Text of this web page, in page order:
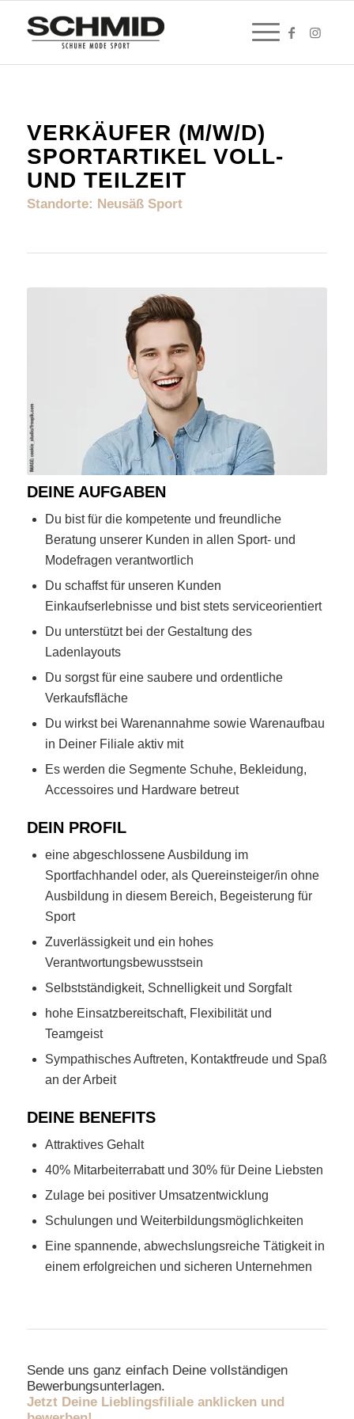
VERKÄUFER (M/W/D)
SPORTARTIKEL VOLL-
UND TEILZEIT
Standorte: Neusäß Sport
DEINE AUFGABEN
Du bist für die kompetente und freundliche
Beratung unserer Kunden in allen Sport- und
Modefragen verantwortlich
Du schaffst für unseren Kunden
Einkaufserlebnisse und bist stets serviceorientiert
Du unterstützt bei der Gestaltung des
Ladenlayouts
Du sorgst für eine saubere und ordentliche
Verkaufsfläche
Du wirkst bei Warenannahme sowie Warenaufbau
in Deiner Filiale aktiv mit
Es werden die Segmente Schuhe, Bekleidung,
Accessoires und Hardware betreut
DEIN PROFIL
eine abgeschlossene Ausbildung im
Sportfachhandel oder, als Quereinsteiger/in ohne
Ausbildung in diesem Bereich, Begeisterung für
Sport
Zuverlässigkeit und ein hohes
Verantwortungsbewusstsein
Selbstständigkeit, Schnelligkeit und Sorgfalt
hohe Einsatzbereitschaft, Flexibilität und
Teamgeist
Sympathisches Auftreten, Kontaktfreude und Spaß
an der Arbeit
DEINE BENEFITS
Attraktives Gehalt
40% Mitarbeiterrabatt und 30% für Deine Liebsten
Zulage bei positiver Umsatzentwicklung
Schulungen und Weiterbildungsmöglichkeiten
Eine spannende, abwechslungsreiche Tätigkeit in
einem erfolgreichen und sicheren Unternehmen
Sende uns ganz einfach Deine vollständigen
Bewerbungsunterlagen.
Jetzt Deine Lieblingsfiliale anklicken und